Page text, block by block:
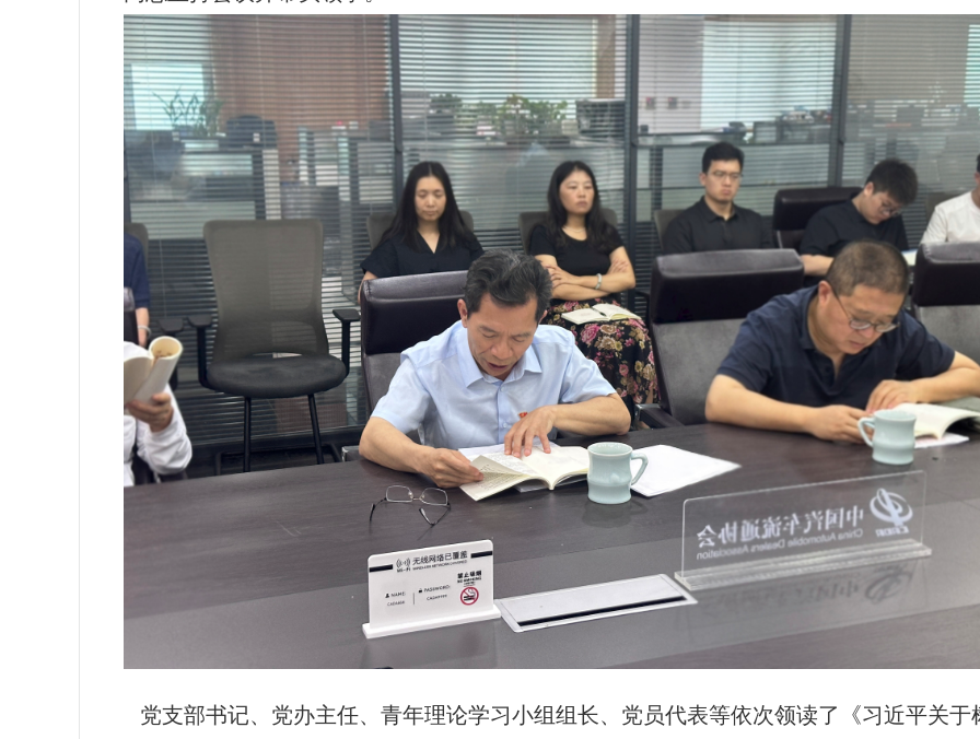
党支部书记、党办主任、青年理论学习小组组长、党员代表等依次领读了《习近平关于